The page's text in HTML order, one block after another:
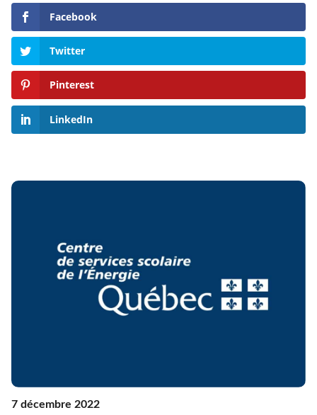
Facebook
Twitter
Pinterest
LinkedIn
7 décembre 2022